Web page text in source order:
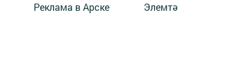
Реклама в Арске Элемтә